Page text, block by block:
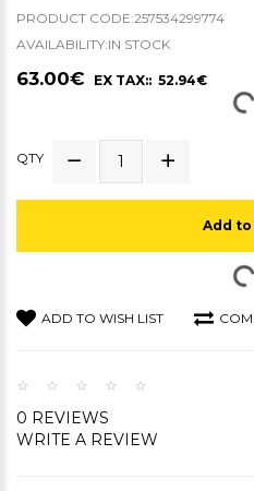
PRODUCT CODE:257534299774
AVAILABILITY:IN STOCK
63.00€ EX TAX:: 52.94€
QTY
Add to
ADD TO WISH LIST
0 REVIEWS
WRITE A REVIEW